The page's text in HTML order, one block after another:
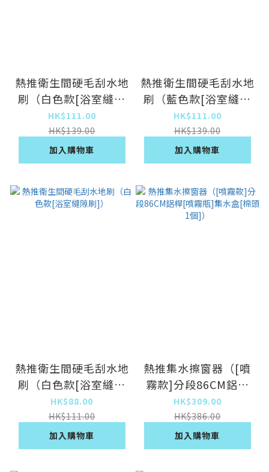
熱推衛生間硬毛刮水地
刷（白色款[浴室縫隙
刷+壁掛架]）
HK$111.00
HK$139.00
加入購物車
熱推衛生間硬毛刮水地
刷（藍色款[浴室縫隙
刷+壁掛架]）
HK$111.00
HK$139.00
加入購物車
熱推衛生間硬毛刮水地
刷（白色款[浴室縫隙
刷]）
HK$88.00
HK$111.00
加入購物車
熱推集水擦窗器（[噴
霧款]分段86CM鋁桿
[噴霧瓶]集水盒[棉頭1
個]）
HK$309.00
HK$386.00
加入購物車